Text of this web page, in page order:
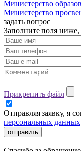
Министерство
Министерство
задать вопрос
Заполните поля
Прикрепить файл
Отправляя заявку, я
персональных данных
отправить